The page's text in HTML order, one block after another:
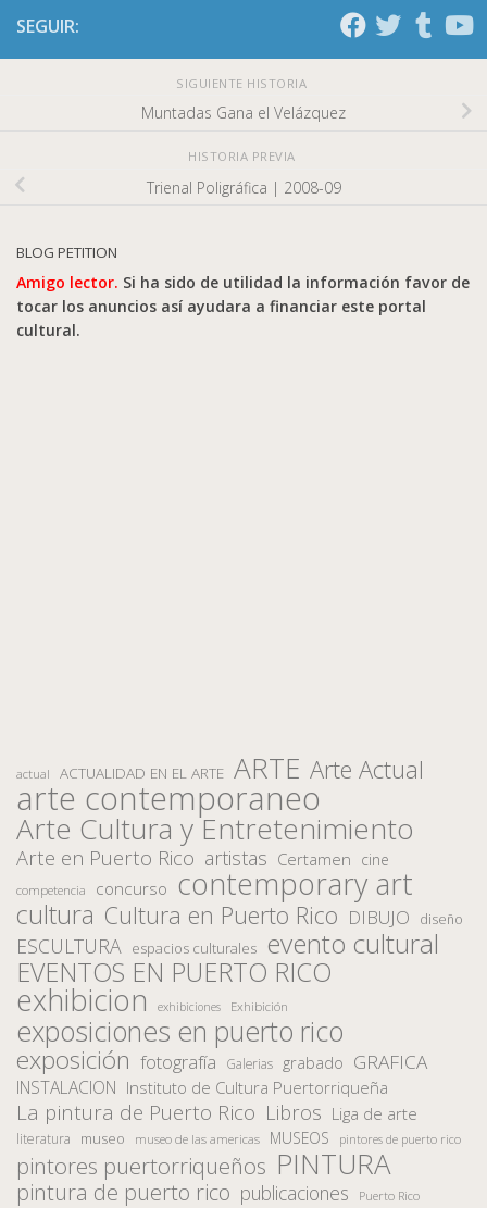
SEGUIR:
SIGUIENTE HISTORIA
Muntadas Gana el Velázquez
HISTORIA PREVIA
Trienal Poligráfica | 2008-09
BLOG PETITION
Amigo lector. Si ha sido de utilidad la información favor de
tocar los anuncios así ayudara a financiar este portal
cultural.
actual ACTUALIDAD EN EL ARTE ARTE Arte Actual
arte contemporaneo
Arte Cultura y Entretenimiento
Arte en Puerto Rico artistas Certamen cine
competencia concurso contemporary art
cultura Cultura en Puerto Rico DIBUJO diseño
ESCULTURA espacios culturales evento cultural
EVENTOS EN PUERTO RICO
exhibicion exhibiciones Exhibición
exposiciones en puerto rico
exposición fotografía Galerias grabado GRAFICA
INSTALACION Instituto de Cultura Puertorriqueña
La pintura de Puerto Rico Libros Liga de arte
literatura museo museo de las americas MUSEOS pintores de puerto rico
pintores puertorriqueños PINTURA
pintura de puerto rico publicaciones Puerto Rico